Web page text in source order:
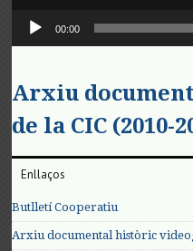
00:00
Arxiu
de la CIC (2010-
Enllaços
Butlletí Cooperatiu
Arxiu documental històric